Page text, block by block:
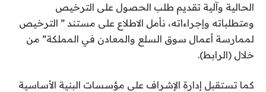
الحالية وآلية تقديم طلب الحصول على الترخيص
ومتطلباته وإجراءاته، نأمل الاطلاع على مستند ” الترخيص
لممارسة أعمال سوق السلع والمعادن في المملكة” من
خلال (الرابط).
كما تستقبل إدارة الإشراف على مؤسسات البنية الأساسية